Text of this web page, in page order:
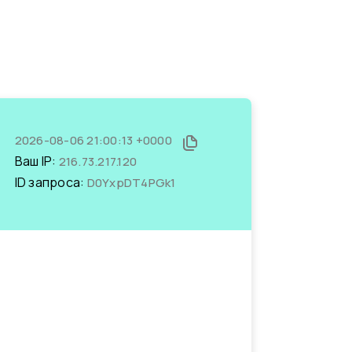
2026-08-06 21:00:13 +0000
Ваш IP: 216.73.217.120
ID запроса: D0YxpDT4PGk1